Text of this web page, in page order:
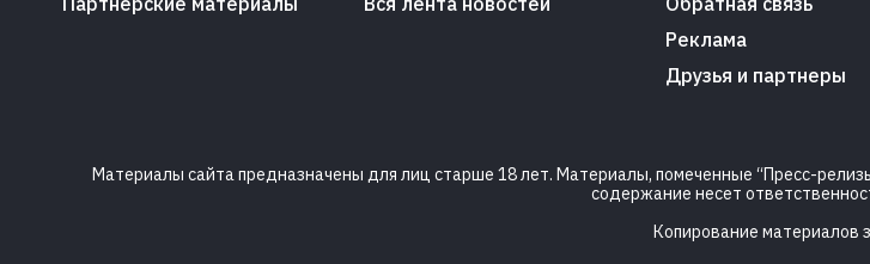
Реклама
Друзья и партнеры
Материалы сайта предназначены для лиц старше 18 лет. Материалы, помеченные “Пресс-
содержание несет
Копирование материалов